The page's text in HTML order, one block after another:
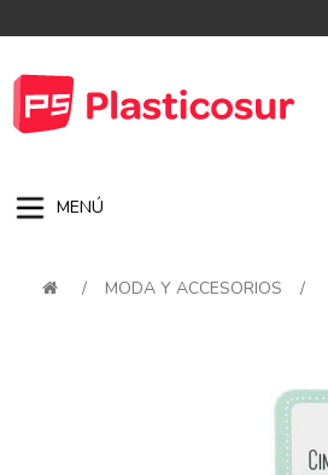
MENÚ
/ MODA Y ACCESORIOS /